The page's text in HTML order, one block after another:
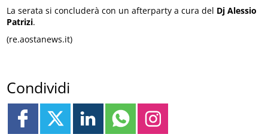
La serata si concluderà con un afterparty a cura del Dj Alessio
Patrizi.
(re.aostanews.it)
Condividi